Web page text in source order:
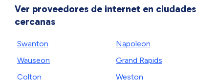
Ver proveedores de internet en ciudades
cercanas
Swanton
Wauseon
Colton
Napoleon
Grand Rapids
Weston